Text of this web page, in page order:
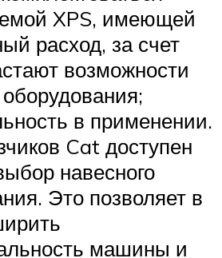
XPS, имеющей
расход, за счет
возможности
в применении.
Cat доступен
навесного
Это позволяет в
машины и